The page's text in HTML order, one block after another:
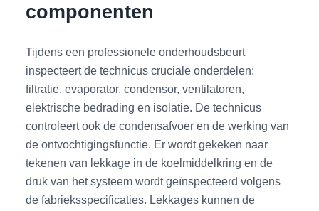
componenten
Tijdens een professionele onderhoudsbeurt
inspecteert de technicus cruciale onderdelen:
filtratie, evaporator, condensor, ventilatoren,
elektrische bedrading en isolatie. De technicus
controleert ook de condensafvoer en de werking van
de ontvochtigingsfunctie. Er wordt gekeken naar
tekenen van lekkage in de koelmiddelkring en de
druk van het systeem wordt geïnspecteerd volgens
de fabrieksspecificaties. Lekkages kunnen de